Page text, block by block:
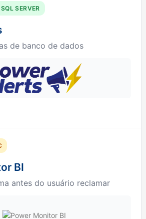
SERVER
de banco de dados
BI
antes do usuário reclamar